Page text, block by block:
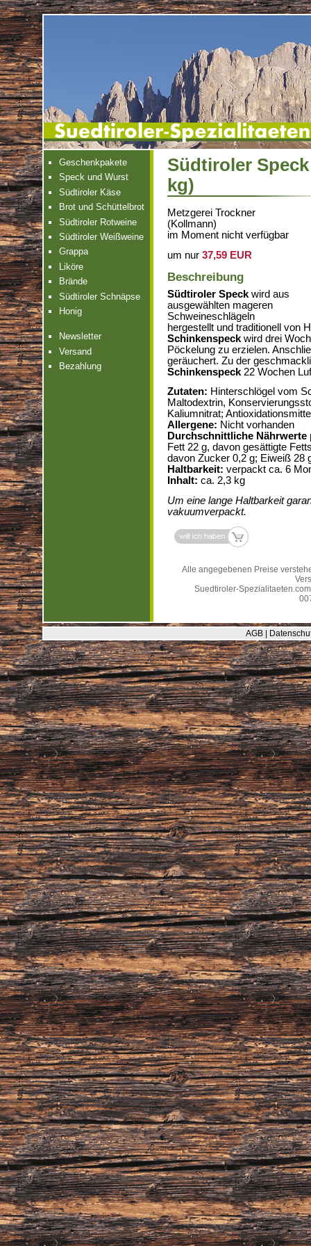
Südtiroler
kg)
Metzgerei Trockner
(Kollmann)
im Moment nicht verfügbar
um nur 37,59 EUR
Beschreibung
Südtiroler Speckwird aus
ausgewählten mageren
Schweineschlägeln
hergestellt und traditionell von
Schinkenspeckwird drei
Pöckelung zu erzielen.
geräuchert. Zu der
Schinkenspeck22 Wochen
Zutaten: Hinterschlögel vom
Maltodextrin,
Kaliumnitrat;
Allergene: Nicht vorhanden
Durchschnittliche Nährwerte
Fett 22 g, davon gesättigte
davon Zucker 0,2 g; Eiweiß 28
Haltbarkeit: verpackt ca. 6
Inhalt: ca. 2,3 kg
Um eine lange Haltbarkeit
vakuumverpackt.
Alle angegebenen Preise
Suedtiroler-
Geschenkpakete
Speck und Wurst
Südtiroler Käse
Brot und Schüttelbrot
Südtiroler Rotweine
Südtiroler Weißweine
Grappa
Liköre
Brände
Südtiroler Schnäpse
Honig
Newsletter
Versand
Bezahlung
AGB|